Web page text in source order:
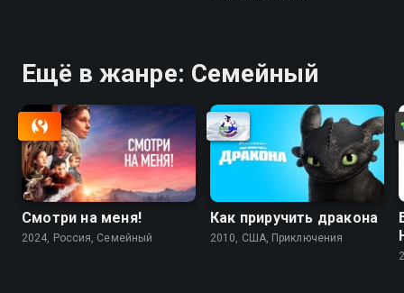
Ещё в жанре: Cемейный
Смотри на меня!
2024, Россия, Cемейный
Как приручить дракона
2010, США, Приключения